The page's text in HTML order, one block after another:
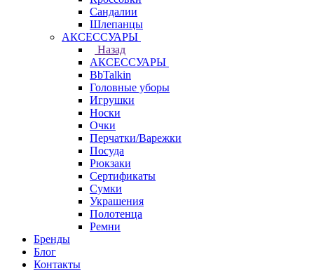
Сандалии
Шлепанцы
АКСЕССУАРЫ
Назад
АКСЕССУАРЫ
BbTalkin
Головные уборы
Игрушки
Носки
Очки
Перчатки/Варежки
Посуда
Рюкзаки
Сертификаты
Сумки
Украшения
Полотенца
Ремни
Бренды
Блог
Контакты